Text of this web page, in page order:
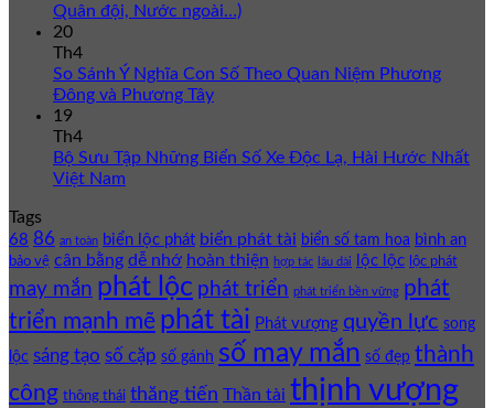
Quân đội, Nước ngoài…)
20
Th4
So Sánh Ý Nghĩa Con Số Theo Quan Niệm Phương
Đông và Phương Tây
19
Th4
Bộ Sưu Tập Những Biển Số Xe Độc Lạ, Hài Hước Nhất
Việt Nam
Tags
68 86 an toàn biển lộc phát biển phát tài biển số tam hoa bình an
bảo vệ cân bằng dễ nhớ hoàn thiện hợp tác lâu dài lộc lộc lộc phát
may mắn phát lộc phát triển phát triển bền vững phát
triển mạnh mẽ phát tài Phát vượng quyền lực song
lộc sáng tạo số cặp số gánh số may mắn số đẹp thành
công thông thái thăng tiến Thần tài thịnh vượng